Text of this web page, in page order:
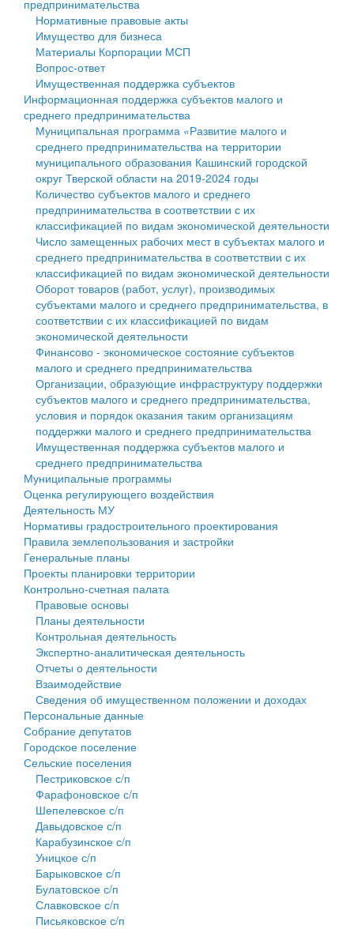
Государственные услуги
Промышленность и АПК
Экономика и бизнес
...
Символика
Устав
Гостям округа
Туризм
Культура
Образование
Здравоохранение
Социальная защита
Фотоальбом
муниципального округа Тверской области
Администрация Кашинского муниципального округа
Тверской области
Управление сельскими территориями
Открытые данные
Работа с обращениями граждан
Муниципальный контроль
Муниципальные услуги
Проекты административных регламентов
Антимонопольный комплаенс
Противодействие коррупции
Финансовое управление
Бюджет для граждан
Имущество
Выявление правообладателей ранее учтенных
объектов недвижимости
Имущественная поддержка субъектов малого и
среднего предпринимательства
Информационная поддержка субъектов малого и
среднего предпринимательства
Муниципальные программы
Контрольно-счетная палата
Персональные данные
Оценка регулирующего воздействия
Деятельность МУ
Нормативы градостроительного проектирования
Правила землепользования и застройки
Генеральные планы
Проекты планировки территории
Собрание депутатов
Городское поселение
Сельские поселения
предпринимательства
Нормативные правовые акты
Имущество для бизнеса
Материалы Корпорации МСП
Вопрос-ответ
Имущественная поддержка субъектов
Информационная поддержка субъектов малого и
среднего предпринимательства
Муниципальная программа «Развитие малого и
среднего предпринимательства на территории
муниципального образования Кашинский городской
округ Тверской области на 2019-2024 годы
Количество субъектов малого и среднего
предпринимательства в соответствии с их
классификацией по видам экономической деятельности
Число замещенных рабочих мест в субъектах малого и
среднего предпринимательства в соответствии с их
классификацией по видам экономической деятельности
Оборот товаров (работ, услуг), производимых
субъектами малого и среднего предпринимательства, в
соответствии с их классификацией по видам
экономической деятельности
Финансово - экономическое состояние субъектов
малого и среднего предпринимательства
Организации, образующие инфраструктуру поддержки
субъектов малого и среднего предпринимательства,
условия и порядок оказания таким организациям
поддержки малого и среднего предпринимательства
Имущественная поддержка субъектов малого и
среднего предпринимательства
Муниципальные программы
Оценка регулирующего воздействия
Деятельность МУ
Нормативы градостроительного проектирования
Правила землепользования и застройки
Генеральные планы
Проекты планировки территории
Контрольно-счетная палата
Правовые основы
Планы деятельности
Контрольная деятельность
Экспертно-аналитическая деятельность
Отчеты о деятельности
Взаимодействие
Сведения об имущественном положении и доходах
Персональные данные
Собрание депутатов
Городское поселение
Сельские поселения
Пестриковское с/п
Фарафоновское с/п
Шепелевское с/п
Давыдовское с/п
Карабузинское с/п
Уницкое с/п
Барыковское с/п
Булатовское с/п
Славковское с/п
Письяковское с/п